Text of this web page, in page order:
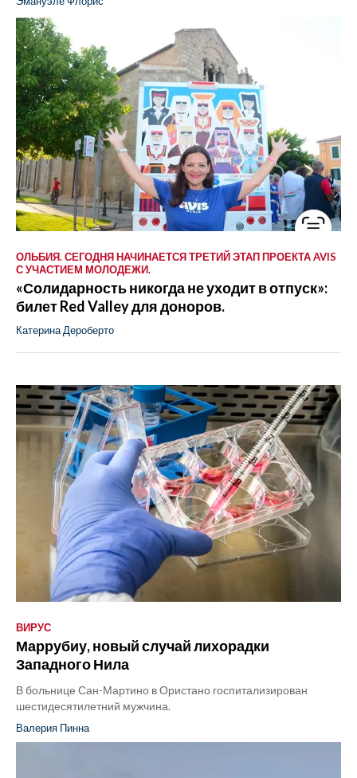
ОЛЬБИЯ. СЕГОДНЯ НАЧИНАЕТСЯ ТРЕТИЙ ЭТАП ПРОЕКТА AVIS
С УЧАСТИЕМ МОЛОДЕЖИ.
«Солидарность никогда не уходит в отпуск»:
билет Red Valley для доноров.
Катерина Дероберто
ВИРУС
Маррубиу, новый случай лихорадки
Западного Нила
В больнице Сан-Мартино в Ористано госпитализирован
шестидесятилетний мужчина.
Валерия Пинна